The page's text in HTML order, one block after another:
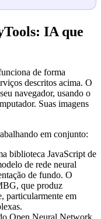
IA que
de forma
descritos acima. O
navegador, usando o
Suas imagens
em conjunto:
biblioteca JavaScript de
de rede neural
de fundo. O
que produz
particularmente em
Open Neural Network